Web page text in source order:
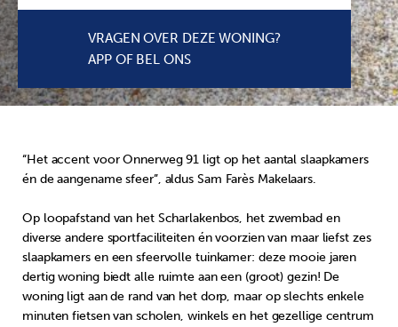
VRAGEN OVER DEZE WONING?
APP OF BEL ONS
“Het accent voor Onnerweg 91 ligt op het aantal slaapkamers
én de aangename sfeer”, aldus Sam Farès Makelaars.
Op loopafstand van het Scharlakenbos, het zwembad en
diverse andere sportfaciliteiten én voorzien van maar liefst zes
slaapkamers en een sfeervolle tuinkamer: deze mooie jaren
dertig woning biedt alle ruimte aan een (groot) gezin! De
woning ligt aan de rand van het dorp, maar op slechts enkele
minuten fietsen van scholen, winkels en het gezellige centrum